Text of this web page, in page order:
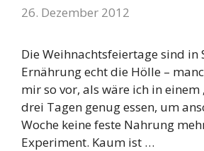
26. Dezember 2012
Die Weihnachtsfeiertage sind in
Ernährung echt die Hölle –
mir so vor, als wäre ich in einem
drei Tagen genug essen, um
Woche keine feste Nahrung
Experiment. Kaum ist …